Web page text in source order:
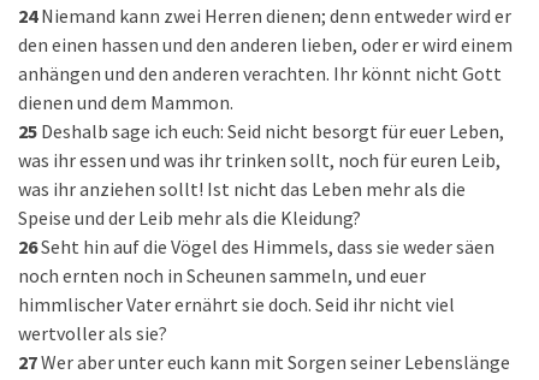
24 Niemand kann zwei Herren dienen; denn entweder wird er
den einen hassen und den anderen lieben, oder er wird einem
anhängen und den anderen verachten. Ihr könnt nicht Gott
dienen und dem Mammon.
25 Deshalb sage ich euch: Seid nicht besorgt für euer Leben,
was ihr essen und was ihr trinken sollt, noch für euren Leib,
was ihr anziehen sollt! Ist nicht das Leben mehr als die
Speise und der Leib mehr als die Kleidung?
26Seht hin auf die Vögel des Himmels, dass sie weder säen
noch ernten noch in Scheunen sammeln, und euer
himmlischer Vater ernährt sie doch. Seid ihr nicht viel
wertvoller als sie?
27Wer aber unter euch kann mit Sorgen seiner Lebenslänge